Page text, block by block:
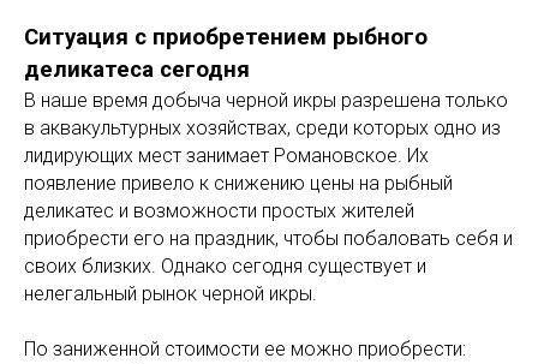
Ситуация с приобретением рыбного
деликатеса сегодня
В наше время добыча черной икры разрешена только
в аквакультурных хозяйствах, среди которых одно из
лидирующих мест занимает Романовское. Их
появление привело к снижению цены на рыбный
деликатес и возможности простых жителей
приобрести его на праздник, чтобы побаловать себя и
своих близких. Однако сегодня существует и
нелегальный рынок черной икры.
По заниженной стоимости ее можно приобрести: